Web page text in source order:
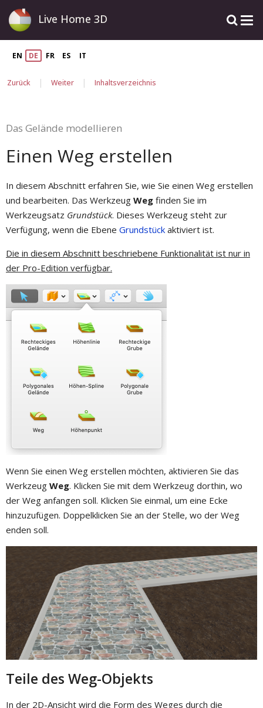
Live Home 3D
EN DE FR ES IT
Zurück | Weiter | Inhaltsverzeichnis
Das Gelände modellieren
Einen Weg erstellen
In diesem Abschnitt erfahren Sie, wie Sie einen Weg erstellen
und bearbeiten. Das Werkzeug Weg finden Sie im
Werkzeugsatz Grundstück. Dieses Werkzeug steht zur
Verfügung, wenn die Ebene Grundstück aktiviert ist.
Die in diesem Abschnitt beschriebene Funktionalität ist nur in
der Pro-Edition verfügbar.
Wenn Sie einen Weg erstellen möchten, aktivieren Sie das
Werkzeug Weg. Klicken Sie mit dem Werkzeug dorthin, wo
der Weg anfangen soll. Klicken Sie einmal, um eine Ecke
hinzuzufügen. Doppelklicken Sie an der Stelle, wo der Weg
enden soll.
Teile des Weg-Objekts
In der 2D-Ansicht wird die Form des Weges durch die